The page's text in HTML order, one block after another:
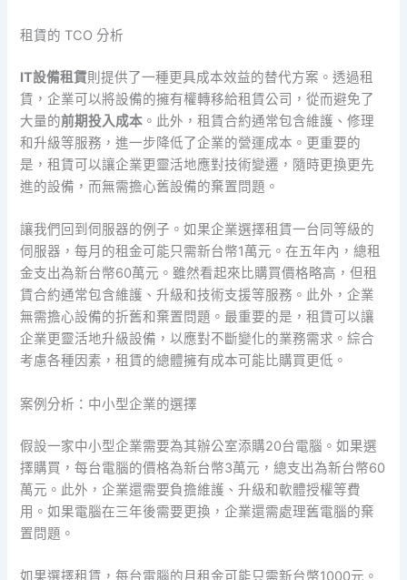
租賃的 TCO 分析
IT設備租賃則提供了一種更具成本效益的替代方案。透過租
賃，企業可以將設備的擁有權轉移給租賃公司，從而避免了
大量的前期投入成本 。此外，租賃合約通常包含維護、修理
和升級等服務，進一步降低了企業的營運成本。更重要的
是，租賃可以讓企業更靈活地應對技術變遷，隨時更換更先
進的設備，而無需擔心舊設備的棄置問題。
讓我們回到伺服器的例子。如果企業選擇租賃一台同等級的
伺服器，每月的租金可能只需新台幣1萬元。在五年內，總租
金支出為新台幣60萬元。雖然看起來比購買價格略高，但租
賃合約通常包含維護、升級和技術支援等服務。此外，企業
無需擔心設備的折舊和棄置問題。最重要的是，租賃可以讓
企業更靈活地升級設備，以應對不斷變化的業務需求。綜合
考慮各種因素，租賃的總體擁有成本可能比購買更低。
案例分析：中小型企業的選擇
假設一家中小型企業需要為其辦公室添購20台電腦。如果選
擇購買，每台電腦的價格為新台幣3萬元，總支出為新台幣60
萬元。此外，企業還需要負擔維護、升級和軟體授權等費
用。如果電腦在三年後需要更換，企業還需處理舊電腦的棄
置問題。
如果選擇租賃，每台電腦的月租金可能只需新台幣1000元。